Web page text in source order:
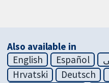
Also available in
English
Español
Hrvatski
Deutsch